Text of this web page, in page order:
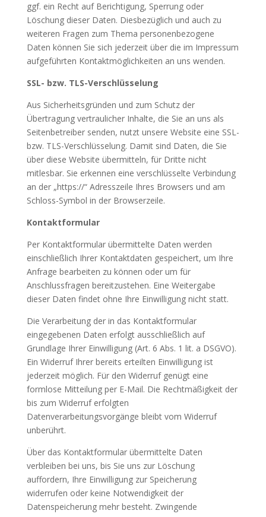
ggf. ein Recht auf Berichtigung, Sperrung oder
Löschung dieser Daten. Diesbezüglich und auch zu
weiteren Fragen zum Thema personenbezogene
Daten können Sie sich jederzeit über die im Impressum
aufgeführten Kontaktmöglichkeiten an uns wenden.
SSL- bzw. TLS-Verschlüsselung
Aus Sicherheitsgründen und zum Schutz der
Übertragung vertraulicher Inhalte, die Sie an uns als
Seitenbetreiber senden, nutzt unsere Website eine SSL-
bzw. TLS-Verschlüsselung. Damit sind Daten, die Sie
über diese Website übermitteln, für Dritte nicht
mitlesbar. Sie erkennen eine verschlüsselte Verbindung
an der „https://“ Adresszeile Ihres Browsers und am
Schloss-Symbol in der Browserzeile.
Kontaktformular
Per Kontaktformular übermittelte Daten werden
einschließlich Ihrer Kontaktdaten gespeichert, um Ihre
Anfrage bearbeiten zu können oder um für
Anschlussfragen bereitzustehen. Eine Weitergabe
dieser Daten findet ohne Ihre Einwilligung nicht statt.
Die Verarbeitung der in das Kontaktformular
eingegebenen Daten erfolgt ausschließlich auf
Grundlage Ihrer Einwilligung (Art. 6 Abs. 1 lit. a DSGVO).
Ein Widerruf Ihrer bereits erteilten Einwilligung ist
jederzeit möglich. Für den Widerruf genügt eine
formlose Mitteilung per E-Mail. Die Rechtmäßigkeit der
bis zum Widerruf erfolgten
Datenverarbeitungsvorgänge bleibt vom Widerruf
unberührt.
Über das Kontaktformular übermittelte Daten
verbleiben bei uns, bis Sie uns zur Löschung
auffordern, Ihre Einwilligung zur Speicherung
widerrufen oder keine Notwendigkeit der
Datenspeicherung mehr besteht. Zwingende